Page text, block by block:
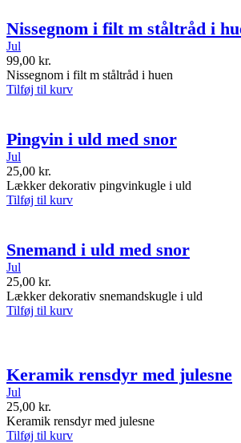
Nissegnom i filt m ståltråd i
Jul
99,00 kr.
Nissegnom i filt m ståltråd i huen
Tilføj til kurv
Pingvin i uld med snor
Jul
25,00 kr.
Lækker dekorativ pingvinkugle i uld
Tilføj til kurv
Snemand i uld med snor
Jul
25,00 kr.
Lækker dekorativ snemandskugle i uld
Tilføj til kurv
Keramik rensdyr med julesne
Jul
25,00 kr.
Keramik rensdyr med julesne
Tilføj til kurv